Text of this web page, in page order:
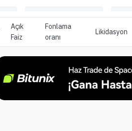
Açık
Faiz
Fonlama
oranı
Likidasyon